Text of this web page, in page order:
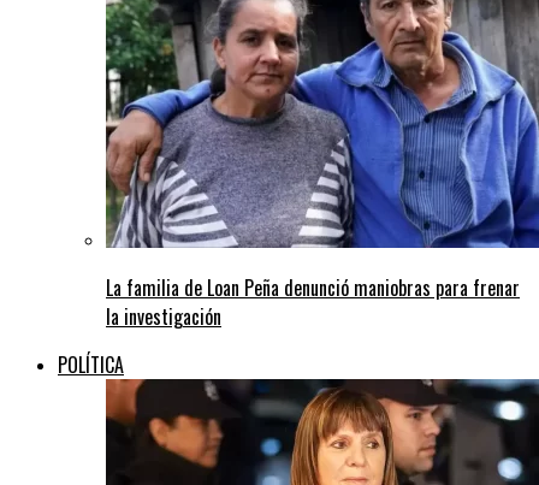
La familia de Loan Peña denunció maniobras para frenar
la investigación
POLÍTICA